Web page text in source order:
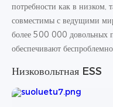
потребности как в низком,
совместимы с ведущими
более 500 000 довольных
обеспечивают
Низковольтная ESS